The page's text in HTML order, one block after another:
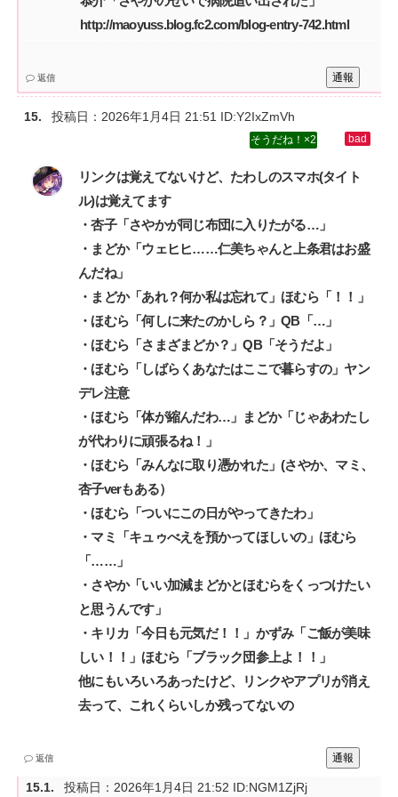
http://maoyuss.blog.fc2.com/blog-entry-742.html
通報
返信
投稿日： 2026年1月4日 21:51 ID:Y2IxZmVh
2
リンクは覚えてないけど、たわしのスマホ(タイト
ル)は覚えてます‌
・杏子「さやかが同じ布団に入りたがる…」‌
・まどか「ウェヒヒ……仁美ちゃんと上条君はお盛
んだね」‌
・まどか「あれ？何か私は忘れて」ほむら「！！」‌
・ほむら「何しに来たのかしら？」QB「…」‌
・ほむら「さまざまどか？」QB「そうだよ」‌
・ほむら「しばらくあなたはここで暮らすの」ヤン
デレ注意‌
・ほむら「体が縮んだわ…」まどか「じゃあわたし
が代わりに頑張るね！」‌
・ほむら「みんなに取り憑かれた」(さやか、マミ、
杏子verもある）‌
・ほむら「ついにこの日がやってきたわ」‌
・マミ「キュゥべえを預かってほしいの」ほむら
「……」‌
・さやか「いい加減まどかとほむらをくっつけたい
と思うんです」‌
・キリカ「今日も元気だ！！」かずみ「ご飯が美味
しい！！」ほむら「ブラック団参上よ！！」‌
他にもいろいろあったけど、リンクやアプリが消え
去って、これくらいしか残ってないの
通報
返信
投稿日： 2026年1月4日 21:52 ID:NGM1ZjRj